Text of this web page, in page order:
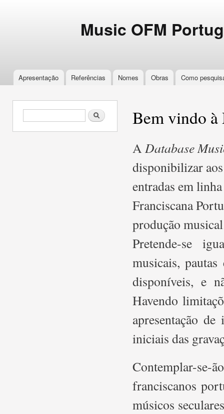
Music OFM
Main menu
Apresentação Referências Nomes Obras Como
Search form Search Bem vindo
A Database
disponibilizar
entradas em
Franciscana
produção
Pretende-se
musicais,
disponíveis, e
Havendo
apresentação
iniciais das
Contemplar-
franciscanos
músicos